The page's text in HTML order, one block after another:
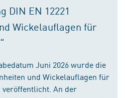
DIN EN 12221
Wickelauflagen für
Juni 2026 wurde die
und Wickelauflagen für
veröffentlicht. An der